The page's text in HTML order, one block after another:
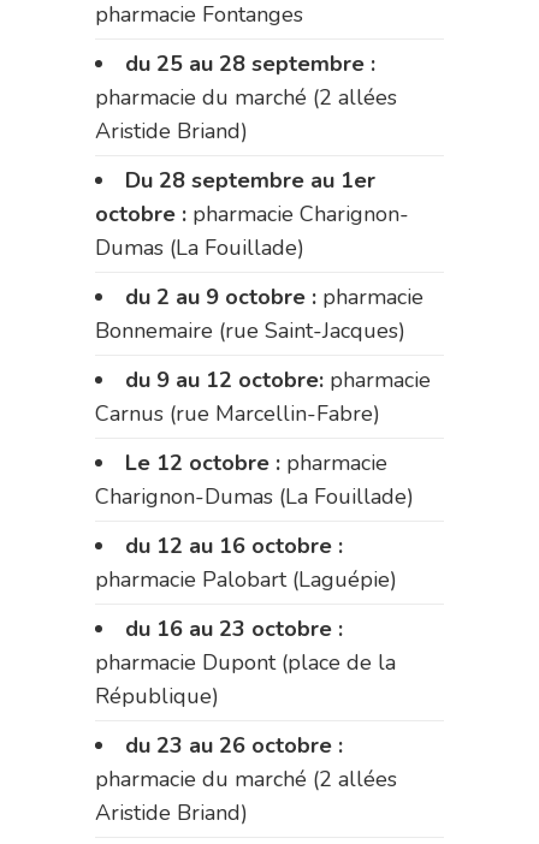
pharmacie Fontanges
du 25 au 28 septembre :
pharmacie du marché (2 allées
Aristide Briand)
Du 28 septembre au 1er
octobre : pharmacie Charignon-
Dumas (La Fouillade)
du 2 au 9 octobre : pharmacie
Bonnemaire (rue Saint-Jacques)
du 9 au 12 octobre: pharmacie
Carnus (rue Marcellin-Fabre)
Le 12 octobre : pharmacie
Charignon-Dumas (La Fouillade)
du 12 au 16 octobre :
pharmacie Palobart (Laguépie)
du 16 au 23 octobre :
pharmacie Dupont (place de la
République)
du 23 au 26 octobre :
pharmacie du marché (2 allées
Aristide Briand)